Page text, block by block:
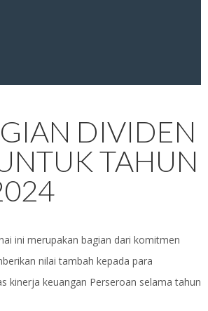
DIVIDEN
TAHUN
ini merupakan bagian dari komitmen
nilai tambah kepada para
kinerja keuangan Perseroan selama tahun